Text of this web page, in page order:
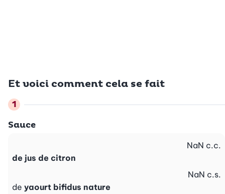
Et voici comment cela se fait
Sauce
de jus de citron
NaN c.c.
de yaourt bifidus nature
NaN c.s.